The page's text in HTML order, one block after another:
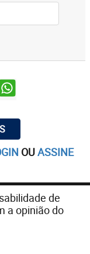
OUASSINE
de
a opinião do